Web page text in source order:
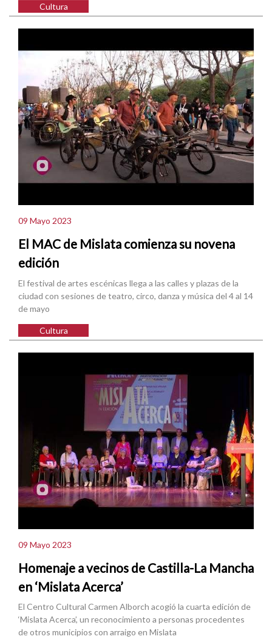
Cultura
09 Mayo 2023
El MAC de Mislata comienza su novena
edición
El festival de artes escénicas llega a las calles y plazas de la
ciudad con sesiones de teatro, circo, danza y música del 4 al 14
de mayo
Cultura
09 Mayo 2023
Homenaje a vecinos de Castilla-La Mancha
en ‘Mislata Acerca’
El Centro Cultural Carmen Alborch acogió la cuarta edición de
‘Mislata Acerca’, un reconocimiento a personas procedentes
de otros municipios con arraigo en Mislata